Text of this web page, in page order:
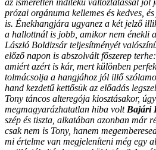
az ismeretlen indítékú változtatással
prózai orgánuma kellemes és kedves,
is. Énekhangjára ugyanez a két jelző
a hallottnál is jobb, amikor nem énekli a
László Boldizsár teljesítményét
előző napon is abszolvált főszerep
amiért azért is kár, mert különben
tolmácsolja a hangjához jól illő
hand kezdetű kettősük az előadás
Tony táncos alteregója kiosztásakor,
megmagyarázhatatlan hiba volt Bajári
szép és tiszta, alkatában azonban már
csak nem is Tony, hanem
mi értelme van megjeleníteni még egy